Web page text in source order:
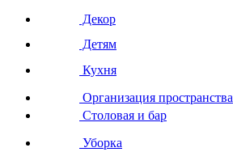
Декор
Детям
Кухня
Организация пространства
Столовая и бар
Уборка